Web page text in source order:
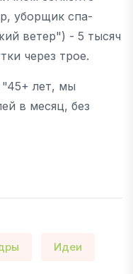
уборщик спа-
ветер") - 5 тысяч
через трое.
лет, мы
в месяц, без
Идеи